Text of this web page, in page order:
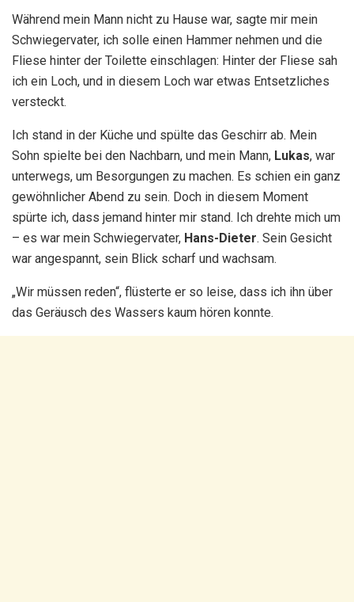
Während mein Mann nicht zu Hause war, sagte mir mein
Schwiegervater, ich solle einen Hammer nehmen und die
Fliese hinter der Toilette einschlagen: Hinter der Fliese sah
ich ein Loch, und in diesem Loch war etwas Entsetzliches
versteckt.
Ich stand in der Küche und spülte das Geschirr ab. Mein
Sohn spielte bei den Nachbarn, und mein Mann, Lukas, war
unterwegs, um Besorgungen zu machen. Es schien ein ganz
gewöhnlicher Abend zu sein. Doch in diesem Moment
spürte ich, dass jemand hinter mir stand. Ich drehte mich um
– es war mein Schwiegervater, Hans-Dieter. Sein Gesicht
war angespannt, sein Blick scharf und wachsam.
„Wir müssen reden“, flüsterte er so leise, dass ich ihn über
das Geräusch des Wassers kaum hören konnte.